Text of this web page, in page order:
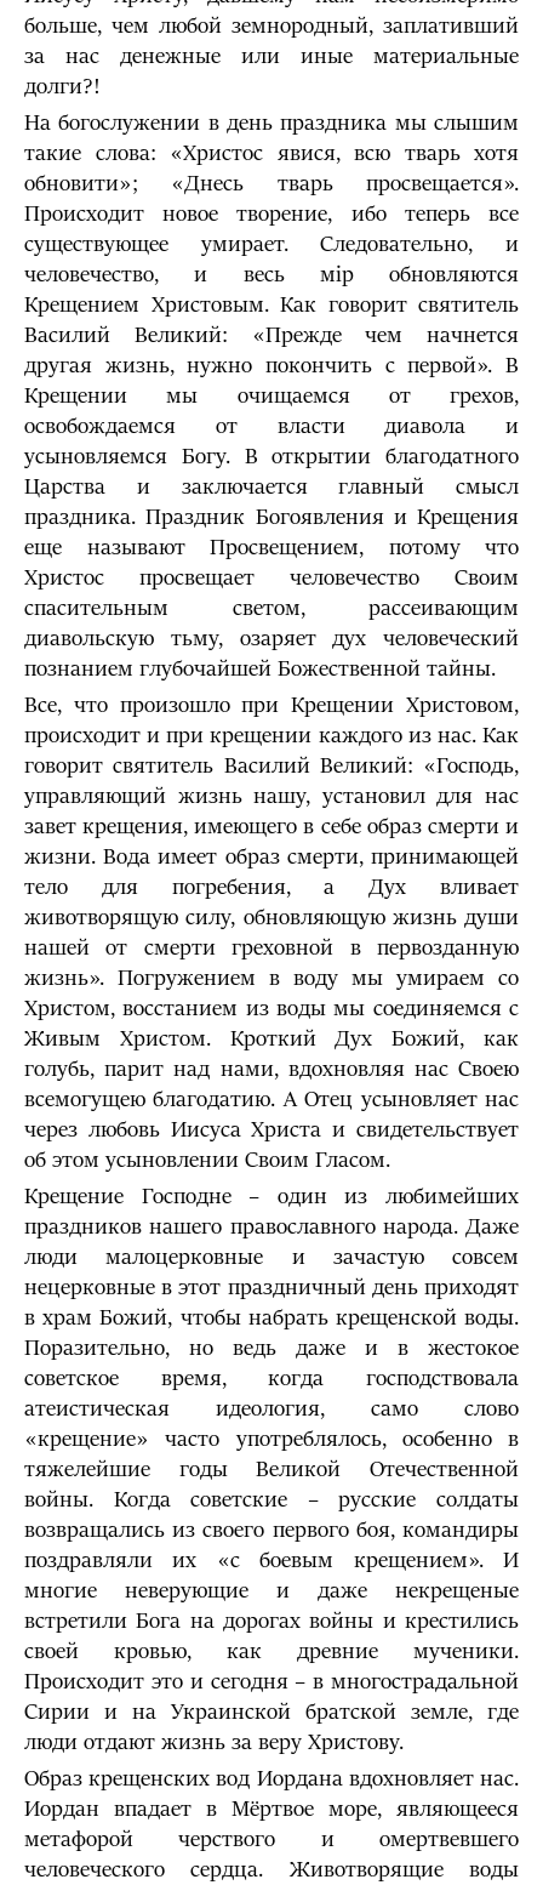
больше, чем любой земнородный, заплативший
за нас денежные или иные материальные
долги?!
На богослужении в день праздника мы слышим
такие слова: «Христос явися, всю тварь хотя
обновити»; «Днесь тварь просвещается».
Происходит новое творение, ибо теперь все
существующее умирает. Следовательно, и
человечество, и весь мiр обновляются
Крещением Христовым. Как говорит cвятитель
Василий Великий: «Прежде чем начнется
другая жизнь, нужно покончить с первой». В
Крещении мы очищаемся от грехов,
освобождаемся от власти диавола и
усыновляемся Богу. В открытии благодатного
Царства и заключается главный смысл
праздника. Праздник Богоявления и Крещения
еще называют Просвещением, потому что
Христос просвещает человечество Своим
спасительным светом, рассеивающим
диавольскую тьму, озаряет дух человеческий
познанием глубочайшей Божественной тайны.
Все, что произошло при Крещении Христовом,
происходит и при крещении каждого из нас. Как
говорит cвятитель Василий Великий: «Господь,
управляющий жизнь нашу, установил для нас
завет крещения, имеющего в себе образ смерти и
жизни. Вода имеет образ смерти, принимающей
тело для погребения, а Дух вливает
животворящую силу, обновляющую жизнь души
нашей от смерти греховной в первозданную
жизнь». Погружением в воду мы умираем со
Христом, восстанием из воды мы соединяемся с
Живым Христом. Кроткий Дух Божий, как
голубь, парит над нами, вдохновляя нас Своею
всемогущею благодатию. А Отец усыновляет нас
через любовь Иисуса Христа и свидетельствует
об этом усыновлении Своим Гласом.
Крещение Господне – один из любимейших
праздников нашего православного народа. Даже
люди малоцерковные и зачастую совсем
нецерковные в этот праздничный день приходят
в храм Божий, чтобы набрать крещенской воды.
Поразительно, но ведь даже и в жестокое
советское время, когда господствовала
атеистическая идеология, само слово
«крещение» часто употреблялось, особенно в
тяжелейшие годы Великой Отечественной
войны. Когда советские – русские солдаты
возвращались из своего первого боя, командиры
поздравляли их «с боевым крещением». И
многие неверующие и даже некрещеные
встретили Бога на дорогах войны и крестились
своей кровью, как древние мученики.
Происходит это и сегодня – в многострадальной
Сирии и на Украинской братской земле, где
люди отдают жизнь за веру Христову.
Образ крещенских вод Иордана вдохновляет нас.
Иордан впадает в Мёртвое море, являющееся
метафорой черствого и омертвевшего
человеческого сердца. Животворящие воды